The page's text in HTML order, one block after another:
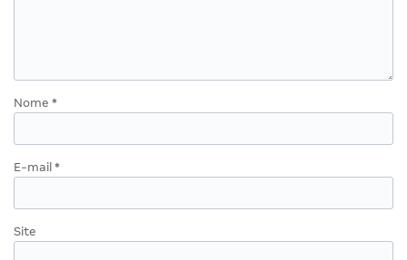
Nome *
E-mail *
Site